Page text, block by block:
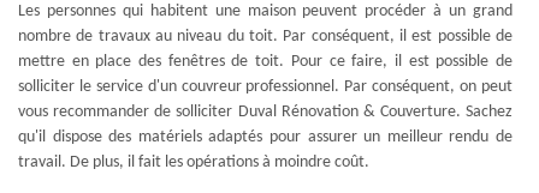
Les personnes qui habitent une maison peuvent procéder à un grand
nombre de travaux au niveau du toit. Par conséquent, il est possible de
mettre en place des fenêtres de toit. Pour ce faire, il est possible de
solliciter le service d'un couvreur professionnel. Par conséquent, on peut
vous recommander de solliciter Duval Rénovation & Couverture. Sachez
qu'il dispose des matériels adaptés pour assurer un meilleur rendu de
travail. De plus, il fait les opérations à moindre coût.